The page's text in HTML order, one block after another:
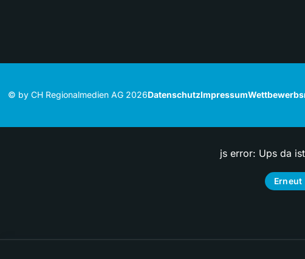
© by CH Regionalmedien AG 2026DatenschutzImpressum
js error: Ups da